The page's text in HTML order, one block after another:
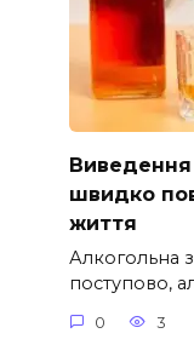
Виведення
швидко
життя
Алкогольна
поступово,
0 3